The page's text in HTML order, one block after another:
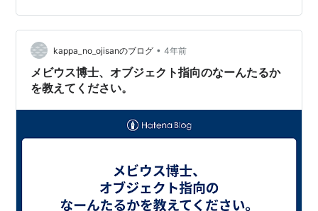
kappa_no_ojisanのブログ • 4年前
メビウス博士、オブジェクト指向のなーんたるか
を教えてください。